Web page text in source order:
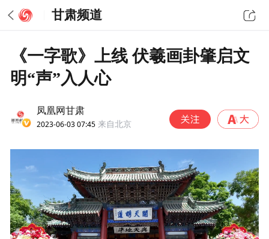
甘肃频道
《一字歌》上线 伏羲画卦肇启文
明“声”入人心
凤凰网甘肃
2023-06-03 07:45 来自北京